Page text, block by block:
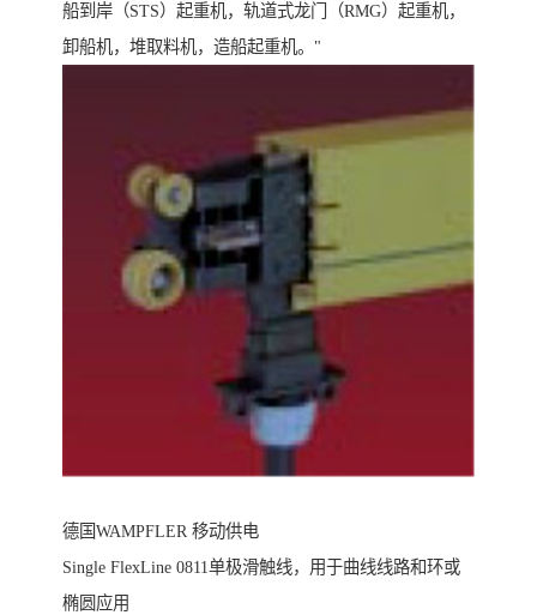
船到岸（STS）起重机，轨道式龙门（RMG）起重机，
卸船机，堆取料机，造船起重机。"
德国WAMPFLER 移动供电
Single FlexLine 0811单极滑触线，用于曲线线路和环或
椭圆应用